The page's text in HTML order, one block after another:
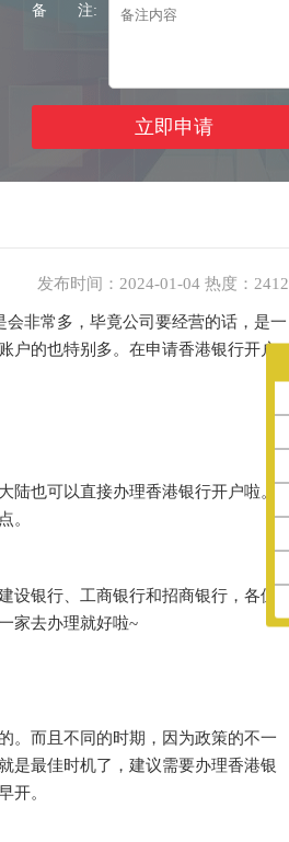
备 注:
发布时间：2024-01-04 热度：2412
会非常多，毕竟公司要经营的话，是一
户的也特别多。在申请香港银行开户
也可以直接办理香港银行开户啦。
。
银行、工商银行和招商银行，各位
家去办理就好啦~
而且不同的时期，因为政策的不一
是最佳时机了，建议需要办理香港银
开。